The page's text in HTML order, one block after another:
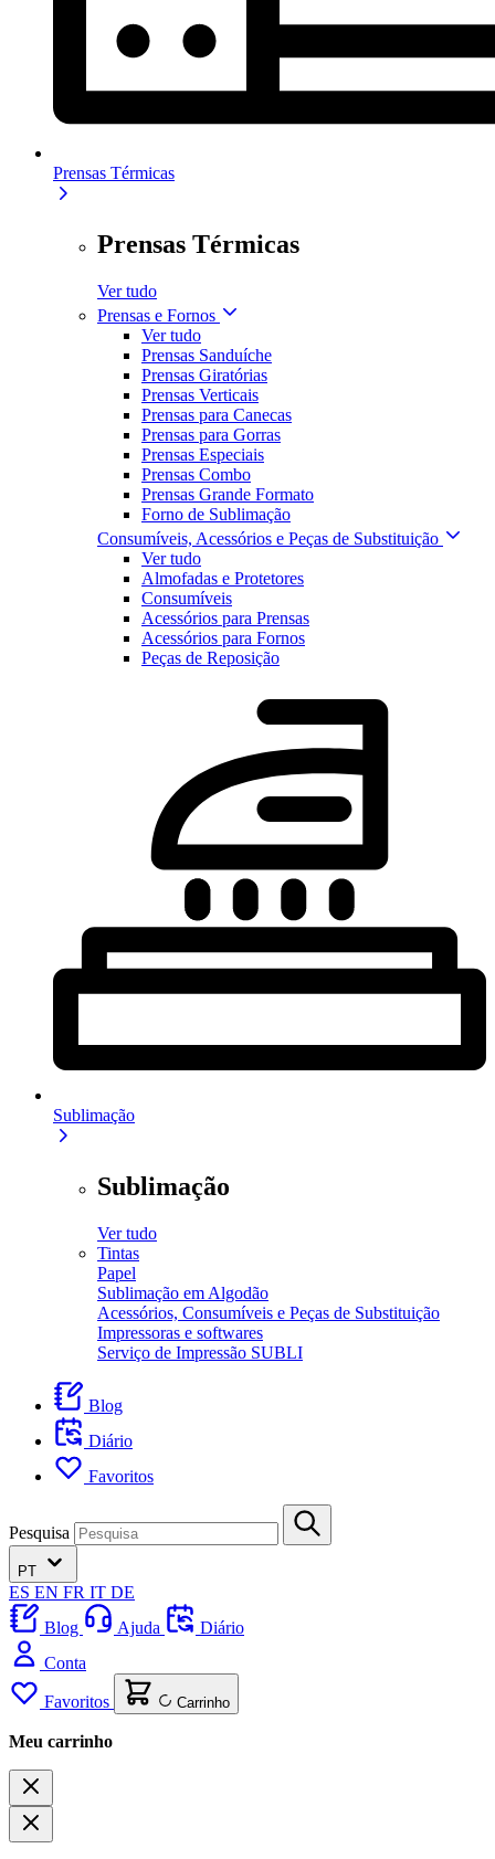
Prensas Térmicas
Prensas Térmicas
Ver tudo
Prensas e Fornos
Ver tudo
Prensas Sanduíche
Prensas Giratórias
Prensas Verticais
Prensas para Canecas
Prensas para Gorras
Prensas Especiais
Prensas Combo
Prensas Grande Formato
Forno de Sublimação
Consumíveis, Acessórios e Peças de Substituição
Ver tudo
Almofadas e Protetores
Consumíveis
Acessórios para Prensas
Acessórios para Fornos
Peças de Reposição
Sublimação
Sublimação
Ver tudo
Tintas
Papel
Sublimação em Algodão
Acessórios, Consumíveis e Peças de Substituição
Impressoras e softwares
Serviço de Impressão SUBLI
Blog
Diário
Favoritos
Pesquisa
PT
ES EN FR IT DE
Blog
Ajuda
Diário
Conta
Favoritos Carrinho
Meu carrinho